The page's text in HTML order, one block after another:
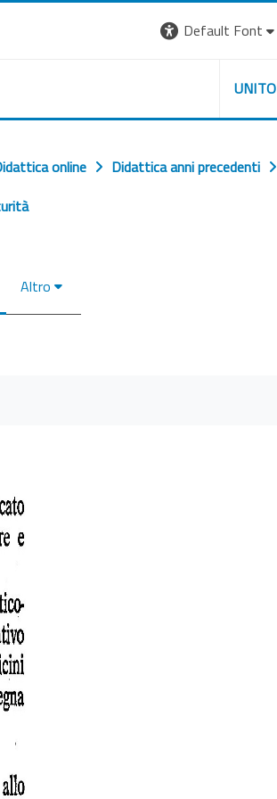
Default Font
UNITO
online Didattica anni precedenti
Altro